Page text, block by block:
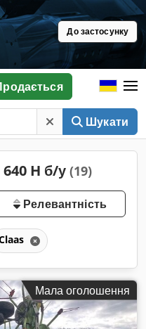
До застосунку
Шукати
H б/у (19)
Релевантність
Мала оголошення